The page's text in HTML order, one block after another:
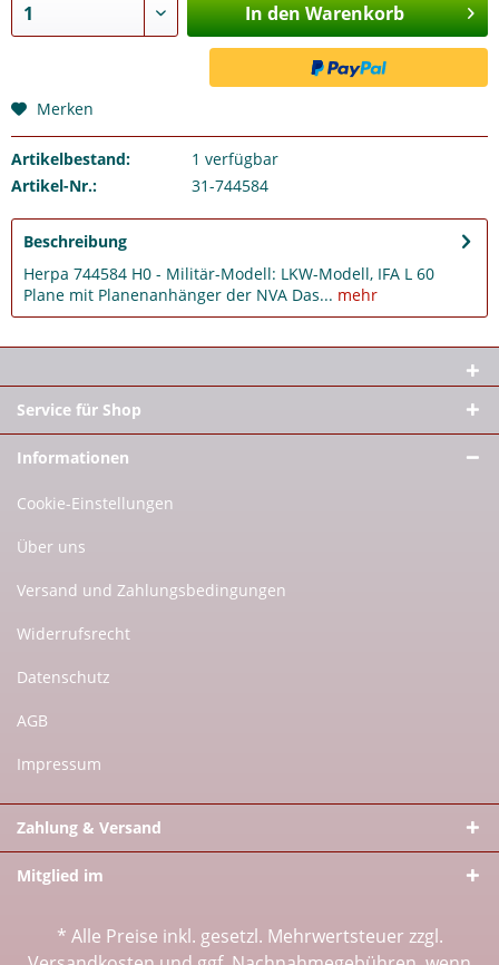
In den Warenkorb
Merken
Artikelbestand: 1 verfügbar
Artikel-Nr.:
31-744584
Beschreibung
Herpa 744584 H0 - Militär-Modell: LKW-Modell, IFA L 60
Plane mit Planenanhänger der NVA Das... mehr
Service für Shop
Informationen
Cookie-Einstellungen
Über uns
Versand und Zahlungsbedingungen
Widerrufsrecht
Datenschutz
AGB
Impressum
Zahlung & Versand
Mitglied im
* Alle Preise inkl. gesetzl. Mehrwertsteuer zzgl.